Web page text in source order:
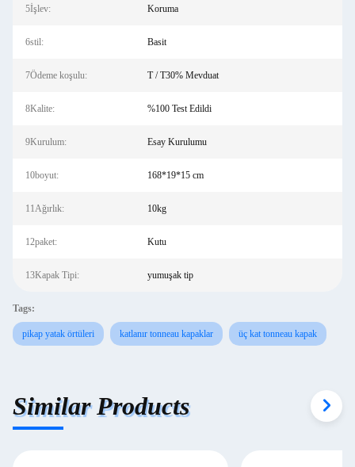
5İşlev: Koruma
6stil: Basit
7Ödeme koşulu: T / T30% Mevduat
8Kalite: %100 Test Edildi
9Kurulum: Esay Kurulumu
10boyut: 168*19*15 cm
11Ağırlık: 10kg
12paket: Kutu
13Kapak Tipi: yumuşak tip
Tags:
pikap yatak örtüleri katlanır tonneau kapaklar üç kat tonneau kapak
Similar Products